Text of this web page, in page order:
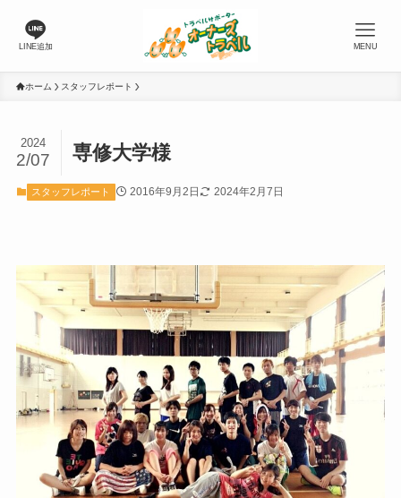
LINE追加 MENU
ホーム スタッフレポート
専修大学様
2024
2/07
スタッフレポート 2016年9月2日 2024年2月7日